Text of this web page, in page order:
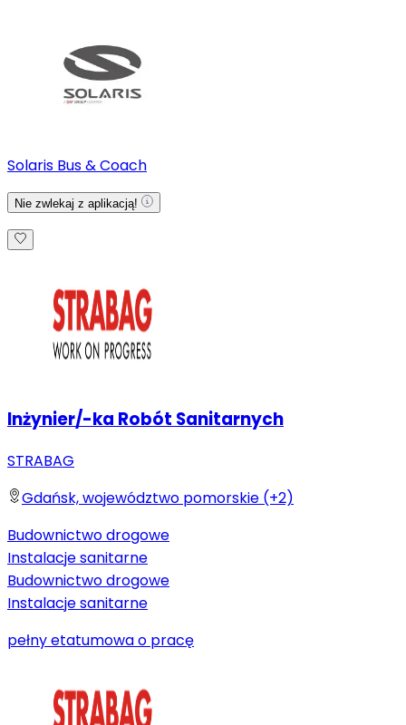
Solaris Bus & Coach
Nie zwlekaj z aplikacją!
Inżynier/-ka Robót Sanitarnych
STRABAG
Gdańsk, województwo pomorskie (+2)
Budownictwo drogowe
Instalacje sanitarne
Budownictwo drogowe
Instalacje sanitarne
pełny etatumowa o pracę